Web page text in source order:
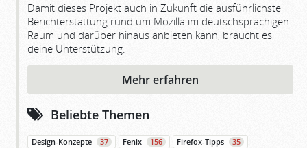
Damit dieses Projekt auch in Zukunft die ausführlichste
Berichterstattung rund um Mozilla im deutschsprachigen
Raum und darüber hinaus anbieten kann, braucht es
deine Unterstützung.
Mehr erfahren
Beliebte Themen
Design-Konzepte 37 Fenix 156 Firefox-Tipps
35